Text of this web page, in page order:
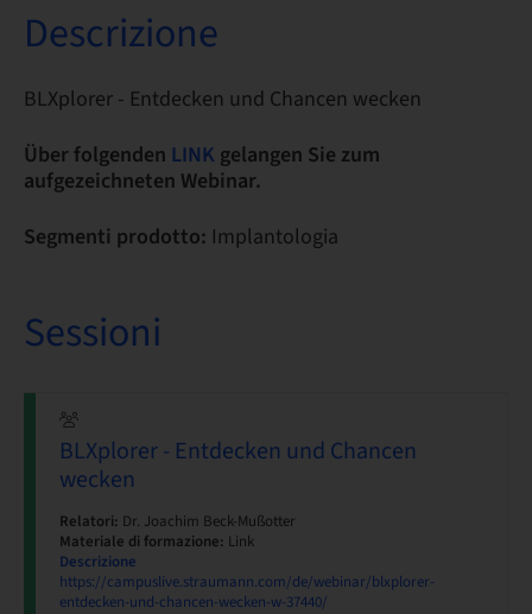
Descrizione
BLXplorer - Entdecken und Chancen wecken
Über folgenden LINK gelangen Sie zum
aufgezeichneten Webinar.
Segmenti prodotto: Implantologia
Sessioni
BLXplorer - Entdecken und Chancen
wecken
Relatori: Dr. Joachim Beck-Mußotter
Materiale di formazione: Link
Descrizione
https://campuslive.straumann.com/de/webinar/blxplorer-
entdecken-und-chancen-wecken-w-37440/